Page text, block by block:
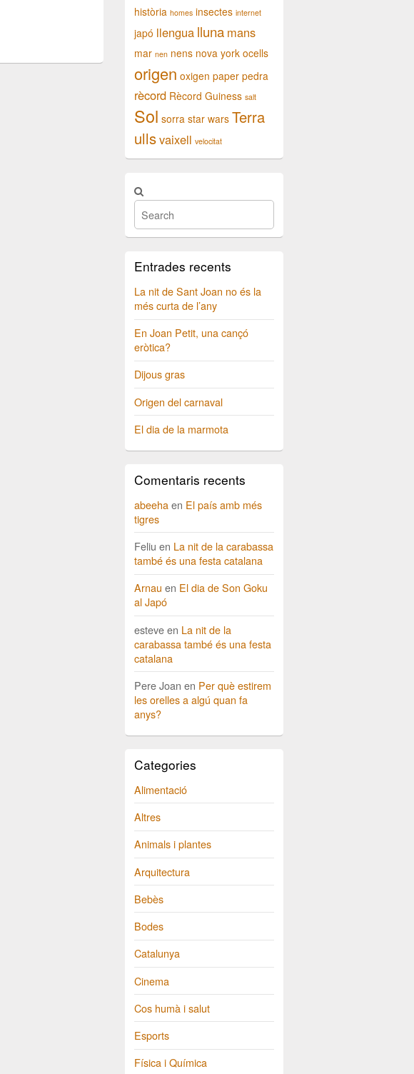
història homes insectes internet
japó llengua lluna mans
mar nen nens nova york ocells
origen oxigen paper pedra
rècord Rècord Guiness salt
Sol sorra star wars Terra
ullsvaixell velocitat
Entrades recents
La nit de Sant Joan no és la
més curta de l’any
En Joan Petit, una cançó
eròtica?
Dijous gras
Origen del carnaval
El dia de la marmota
Comentaris recents
abeehaen El país amb més
tigres
Feliu en La nit de la carabassa
també és una festa catalana
Arnau en El dia de Son Goku
al Japó
esteveen La nit de la
carabassa també és una festa
catalana
Pere Joan en Per què estirem
les orelles a algú quan fa
anys?
Categories
Alimentació
Altres
Animals i plantes
Arquitectura
Bebès
Bodes
Catalunya
Cinema
Cos humà i salut
Esports
Física i Química